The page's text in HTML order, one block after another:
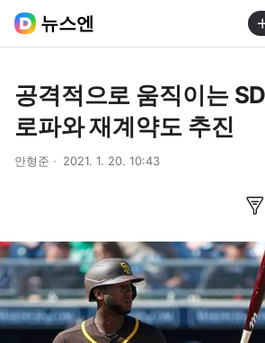
뉴스엔
공격적으로 움직이는
로파와 재계약도 추진
안형준 2021. 1. 20. 10:43